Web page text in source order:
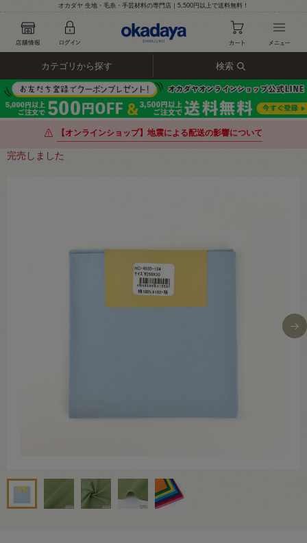
オカダヤ 生地・毛糸・手芸材料の専門店｜5,500円以上で送料無料！
カテゴリから探す 検索
【オンラインショップ】地震による配送の影響について
完売しました